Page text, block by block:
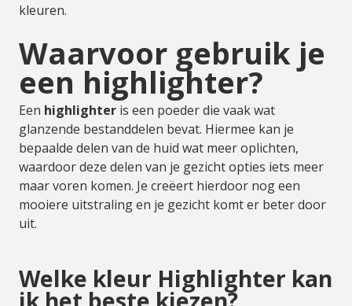
kleuren.
Waarvoor gebruik je
een highlighter?
Een highlighter is een poeder die vaak wat
glanzende bestanddelen bevat. Hiermee kan je
bepaalde delen van de huid wat meer oplichten,
waardoor deze delen van je gezicht opties iets meer
maar voren komen. Je creëert hierdoor nog een
mooiere uitstraling en je gezicht komt er beter door
uit.
Welke kleur Highlighter kan